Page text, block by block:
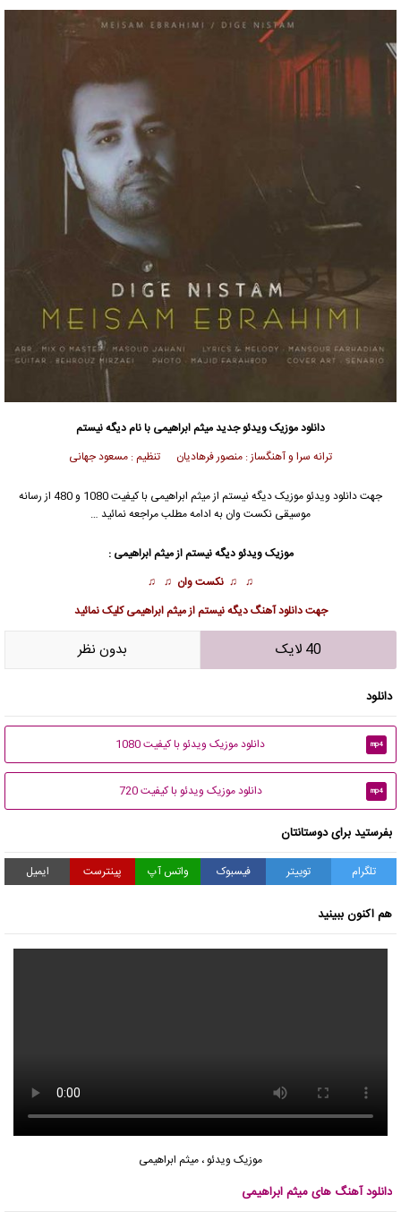
دانلود موزیک ویدئو جدیدمیثم ابراهیمی با نام دیگه نیستم
ترانه سرا و آهنگساز : منصور فرهادیان تنظیم : مسعود جهانی
جهت دانلود ویدئو موزیکدیگه نیستم ازمیثم ابراهیمی
با کیفیت 1080 و 480 از رسانه
موسیقی نکست وان به ادامه مطلب مراجعه نمائید …
موزیک ویدئو دیگه نیستم ازمیثم ابراهیمی :
♫ ♫ نکست وان ♫ ♫
جهتدانلود آهنگ دیگه نیستم از میثم ابراهیمیکلیک نمائید
40 لایک بدون نظر
دانلود
mp4 دانلود موزیک ویدئو با کیفیت 1080
mp4 دانلود موزیک ویدئو با کیفیت 720
بفرستید برای دوستانتان
تلگرام توییتر فیسبوک واتس آپ پینترست ایمیل
هم اکنون ببینید
موزیک ویدئو ، میثم ابراهیمی
دانلود آهنگ های میثم ابراهیمی